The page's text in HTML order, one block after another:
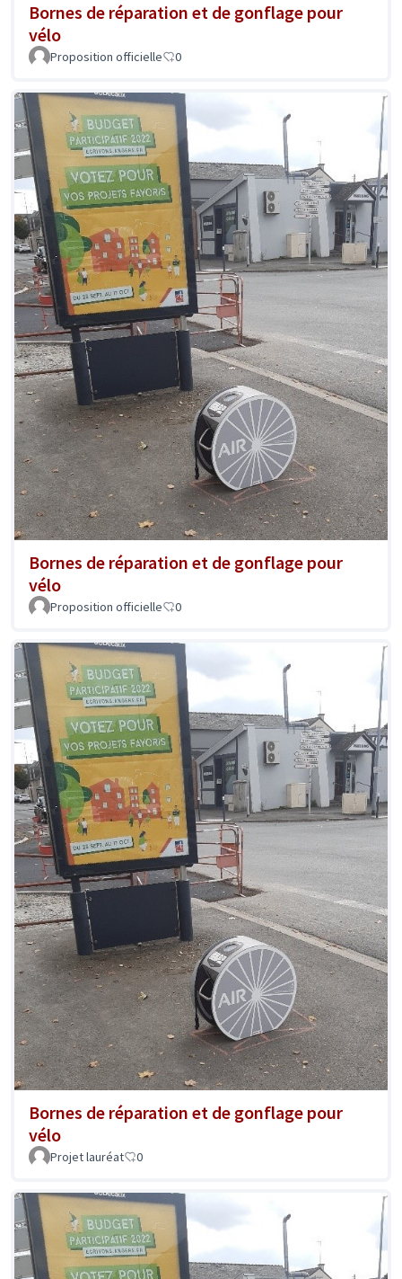
Bornes de réparation et de gonflage pour
vélo
Proposition officielle 0
Bornes de réparation et de gonflage pour
vélo
Proposition officielle 0
Bornes de réparation et de gonflage pour
vélo
Projet lauréat 0